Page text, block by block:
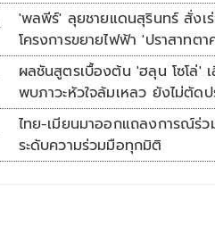
'พลพีร์' ลุยชายแดนสุรินทร์ สั่งเ
โครงการขยายไฟฟ้า 'ปราสาทตา
เนิน 350'
ผลชันสูตรเบื้องต้น 'ฮลุน โซโล่'
พบภาวะหัวใจล้มเหลว ยังไม่ตัดป
สารพิษ รอจอร์เจียส่งผลตรวจค
ไทย-เมียนมาออกแถลงการณ์ร่
ระดับความร่วมมือทุกมิติ